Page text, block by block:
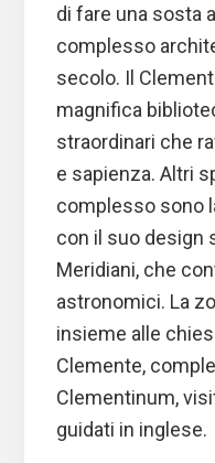
di fare una sosta
complesso
secolo. Il
magnifica
straordinari che
e sapienza. Altri
complesso sono
con il suo design
Meridiani, che
astronomici. La
insieme alle
Clemente,
Clementinum,
guidati in inglese.